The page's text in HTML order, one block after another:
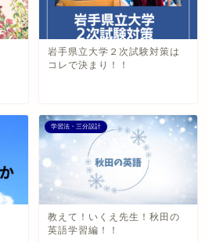
岩手県立大学２次試験対策は
コレで決まり！！
学習法・三分設計
教えて！いくえ先生！秋田の
英語学習編！！